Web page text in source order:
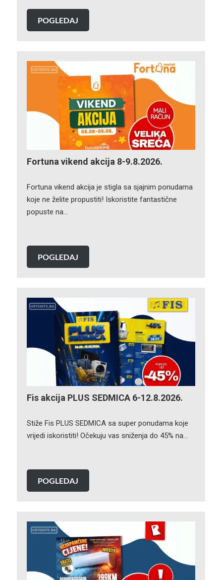
POGLEDAJ
Fortuna vikend akcija 8-9.8.2026.
Fortuna vikend akcija je stigla sa sjajnim ponudama
koje ne želite propustiti! Iskoristite fantastične
popuste na…
POGLEDAJ
Fis akcija PLUS SEDMICA 6-12.8.2026.
Stiže Fis PLUS SEDMICA sa super ponudama koje
vrijedi iskoristiti! Očekuju vas sniženja do 45% na…
POGLEDAJ